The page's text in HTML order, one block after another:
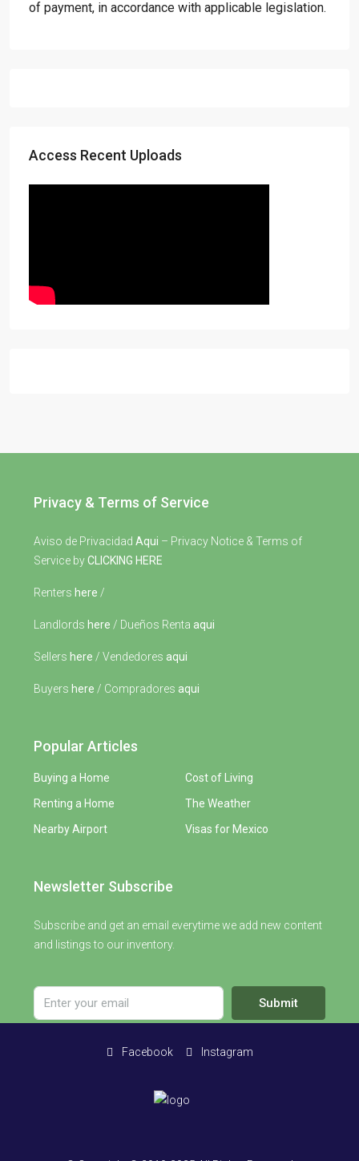
of payment, in accordance with applicable legislation.
Access Recent Uploads
Privacy & Terms of Service
Aviso de Privacidad Aqui – Privacy Notice & Terms of
Service byCLICKING HERE
Renters here /
Landlords here / Dueños Renta aqui
Sellers here / Vendedores aqui
Buyers here / Compradores aqui
Popular Articles
Buying a Home
Renting a Home
Nearby Airport
Cost of Living
The Weather
Visas for Mexico
Newsletter Subscribe
Subscribe and get an email everytime we add new content
and listings to our inventory.
Submit
Facebook Instagram